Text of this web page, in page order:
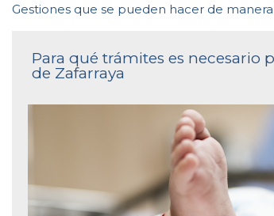
Gestiones que se pueden hacer de
Para qué trámites es necesario
de Zafarraya